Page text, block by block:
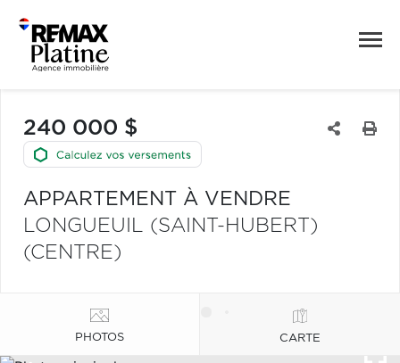
240 000 $
APPARTEMENT À VENDRE
LONGUEUIL (SAINT-HUBERT)
(CENTRE)
PHOTOS CARTE